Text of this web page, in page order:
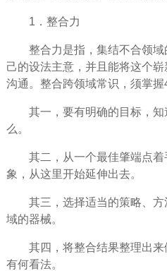
1．整合力­
整合力是指，集结不合领
己的设法主意，并且能将这个
沟通。整合跨领域常识，须掌握
其一，要有明确的 目标，知
么。­
其二，从一个最佳肇端点
象，从这里开始延伸出去。­
其三，选择适当的策略、 方
域的器械。­
其四，将整合结果整理出
有何看法。­